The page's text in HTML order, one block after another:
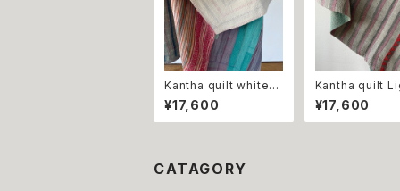
Kantha quilt white &
multi color カンタ
キルト ホワイト＆マルチ
カラー
¥17,600
Kantha quilt Light gr
ay カンタキルト ライ
トグレー
¥17,600
CATAGORY